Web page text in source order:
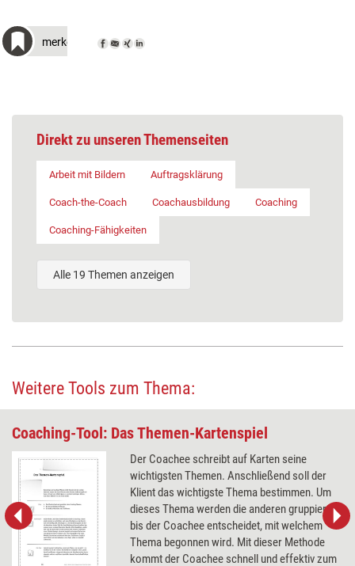
merken
Direkt zu unseren Themenseiten
Arbeit mit Bildern Auftragsklärung
Coach-the-Coach Coachausbildung Coaching
Coaching-Fähigkeiten
Alle 19 Themen anzeigen
Weitere Tools zum Thema:
Coaching-Tool: Das Themen-Kartenspiel
Der Coachee schreibt auf Karten seine
wichtigsten Themen. Anschließend soll der
Klient das wichtigste Thema bestimmen. Um
dieses Thema werden die anderen gruppiert,
bis der Coachee entscheidet, mit welchem
Thema begonnen wird. Mit dieser Methode
kommt der Coachee schnell und effektiv zum